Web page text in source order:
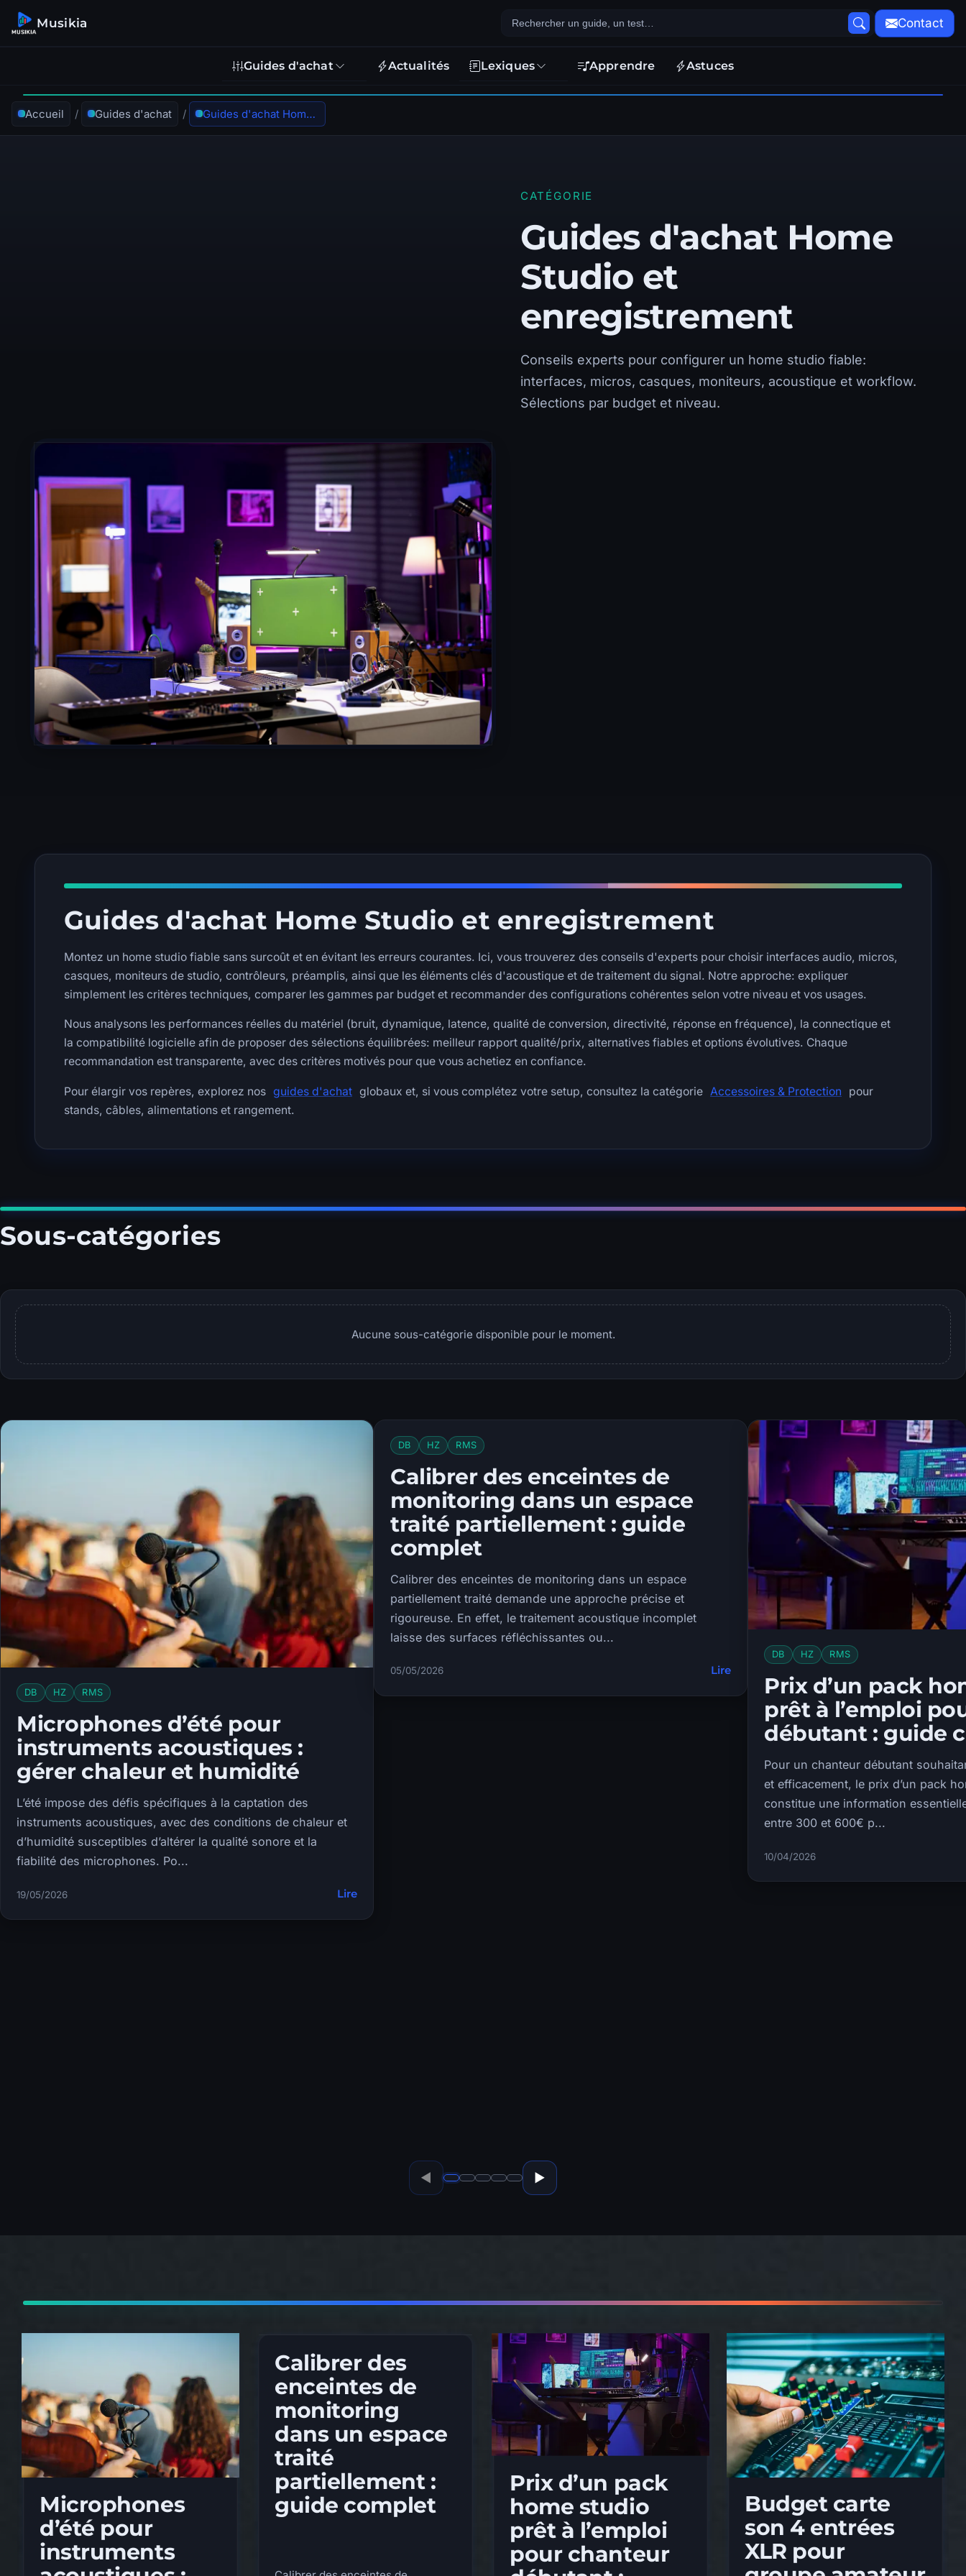
Musikia Contact
Guides d'achat Actualités Lexiques Apprendre Astuces
Accueil / Guides d'achat / Guides d'achat Home Studio et enregistrement
CATÉGORIE
Guides d'achat Home
Studio et
enregistrement
Conseils experts pour configurer un home studio fiable:
interfaces, micros, casques, moniteurs, acoustique et workflow.
Sélections par budget et niveau.
Guides d'achat Home Studio et enregistrement
Montez un home studio fiable sans surcoût et en évitant les erreurs courantes. Ici, vous trouverez des conseils d'experts pour choisir interfaces audio, micros,
casques, moniteurs de studio, contrôleurs, préamplis, ainsi que les éléments clés d'acoustique et de traitement du signal. Notre approche: expliquer
simplement les critères techniques, comparer les gammes par budget et recommander des configurations cohérentes selon votre niveau et vos usages.
Nous analysons les performances réelles du matériel (bruit, dynamique, latence, qualité de conversion, directivité, réponse en fréquence), la connectique et
la compatibilité logicielle afin de proposer des sélections équilibrées: meilleur rapport qualité/prix, alternatives fiables et options évolutives. Chaque
recommandation est transparente, avec des critères motivés pour que vous achetiez en confiance.
Pour élargir vos repères, explorez nos guides d'achat globaux et, si vous complétez votre setup, consultez la catégorie Accessoires & Protection
pour
stands, câbles, alimentations et rangement.
Sous-catégories
Aucune sous-catégorie disponible pour le moment.
DB HZ RMS
Microphones d’été pour
instruments acoustiques :
gérer chaleur et humidité
L’été impose des défis spécifiques à la captation des
instruments acoustiques, avec des conditions de chaleur et
d’humidité susceptibles d’altérer la qualité sonore et la
fiabilité des microphones. Po...
19/05/2026 Lire
DB HZ RMS
Calibrer des enceintes de
monitoring dans un espace
traité partiellement : guide
complet
Calibrer des enceintes de monitoring dans un espace
partiellement traité demande une approche précise et
rigoureuse. En effet, le traitement acoustique incomplet
laisse des surfaces réfléchissantes ou...
05/05/2026 Lire
DB HZ RMS
Prix d’un pack
prêt à l’emploi
débutant : guide
Pour un chanteur débutant
et efficacement, le prix d’un pack
constitue une information
entre 300 et 600€ p...
10/04/2026
◀ • • • • • ▶
Articles
Microphones
d’été pour
instruments
Calibrer des
enceintes de
monitoring
dans un espace
traité
partiellement :
guide complet
Prix d’un pack
home studio
prêt à l’emploi
pour chanteur
Budget carte
son 4 entrées
XLR pour